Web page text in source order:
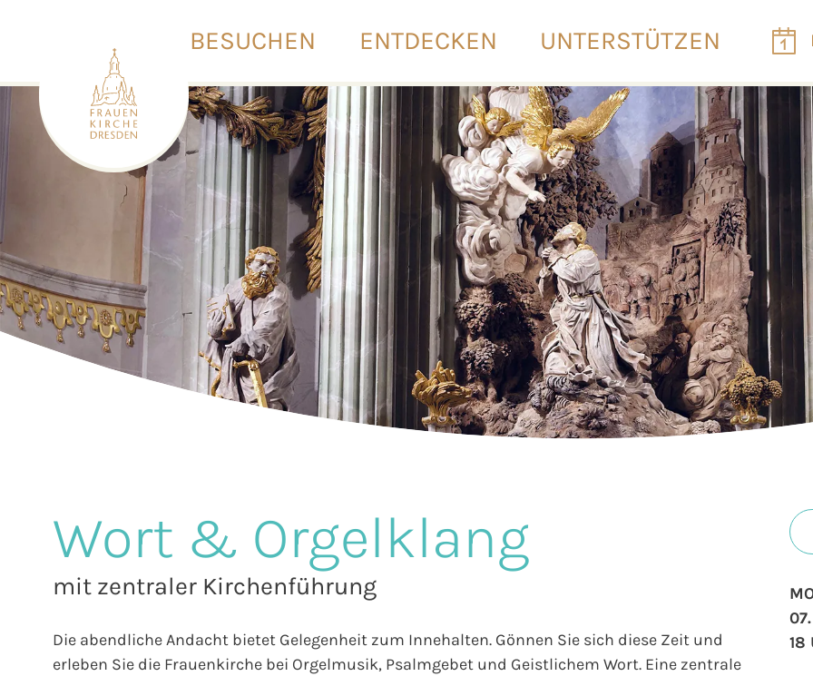
BESUCHEN ENTDECKEN UNTERSTÜTZEN
Wort & Orgelklang
mit zentraler Kirchenführung
Die abendliche Andacht bietet Gelegenheit zum Innehalten. Gönnen Sie sich diese Zeit und
erleben Sie die Frauenkirche bei Orgelmusik, Psalmgebet und Geistlichem Wort. Eine zentrale
18